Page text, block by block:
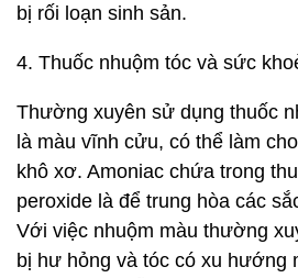
bị rối loạn sinh sản.
4. Thuốc nhuộm tóc và sức
Thường xuyên sử dụng thuốc
là màu vĩnh cửu, có thể làm
khô xơ. Amoniac chứa trong
peroxide là để trung hòa các
Với việc nhuộm màu thường
bị hư hỏng và tóc có xu hướng